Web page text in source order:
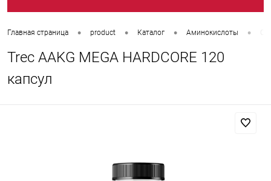
Главная страница • product • Каталог • Аминокислоты •
Trec AAKG MEGA HARDCORE 120
капсул